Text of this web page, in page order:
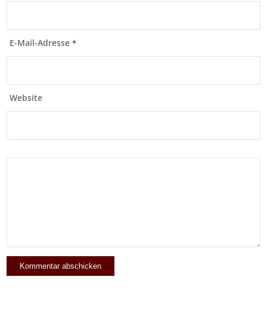
E-Mail-Adresse*
Website